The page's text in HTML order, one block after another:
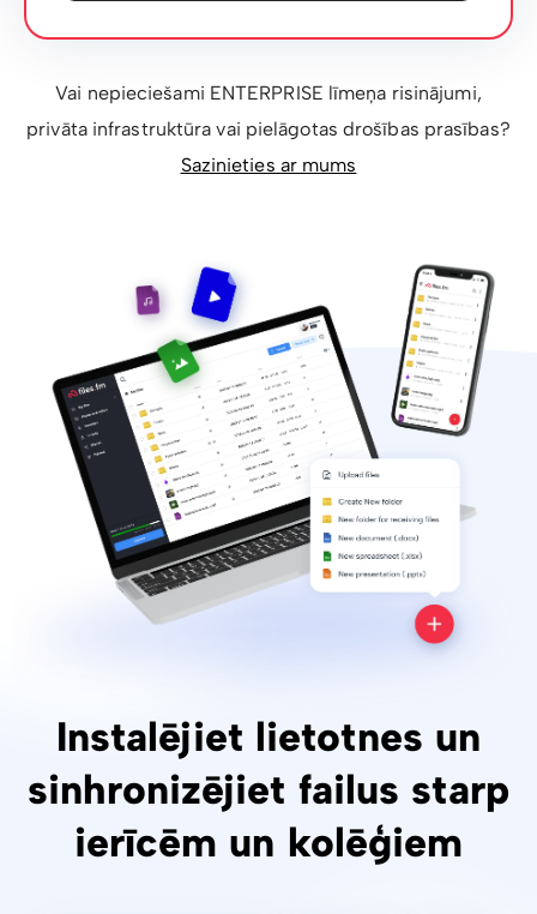
Vai nepieciešami ENTERPRISE līmeņa risinājumi,
privāta infrastruktūra vai pielāgotas drošības prasības?
Sazinieties ar mums
Instalējiet lietotnes un
sinhronizējiet failus starp
ierīcēm un kolēģiem